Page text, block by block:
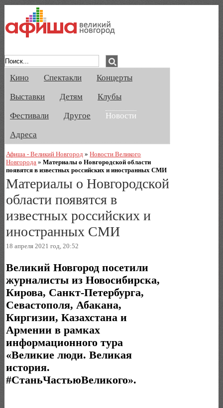
Кино Спектакли
Концерты
Выставки
Детям
Клубы
Фестивали
Другое
Новости
Адреса
Афиша - Великий Новгород »Новости Великого
Новгорода »Материалы о Новгородской области
появятся в известных российских и иностранных СМИ
Материалы о Новгородской
области появятся в
известных российских и
иностранных СМИ
18 апреля 2021 год, 20:52
Великий Новгород посетили
журналисты из Новосибирска,
Кирова, Санкт-Петербурга,
Севастополя, Абакана,
Киргизии, Казахстана и
Армении в рамках
информационного тура
«Великие люди. Великая
история.
#СтаньЧастьюВеликого».